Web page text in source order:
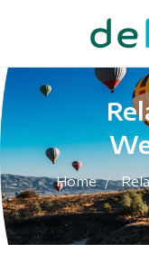
085 130 1482
info@delights.nu
Home